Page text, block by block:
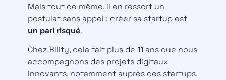
Mais tout de même, il en ressort un
postulat sans appel : créer sa startup est
un pari risqué.
Chez Bility, cela fait plus de 11 ans que nous
accompagnons des projets digitaux
innovants, notamment auprès des startups.